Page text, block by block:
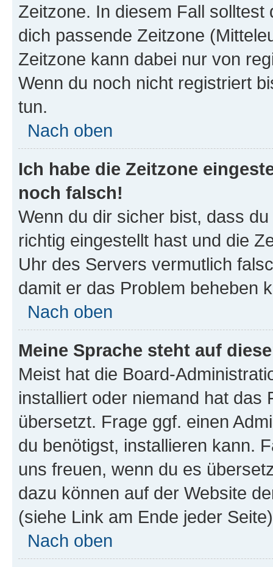
Zeitzone. In diesem Fall solltest
dich passende Zeitzone
Zeitzone kann dabei nur von
Wenn du noch nicht registriert
tun.
Nach oben
Ich habe die Zeitzone
noch falsch!
Wenn du dir sicher bist, dass
richtig eingestellt hast und die
Uhr des Servers vermutlich
damit er das Problem beheben
Nach oben
Meine Sprache steht auf
Meist hat die Board-
installiert oder niemand hat das
übersetzt. Frage ggf. einen
du benötigst, installieren kann.
uns freuen, wenn du es
dazu können auf der Website
(siehe Link am Ende jeder
Nach oben